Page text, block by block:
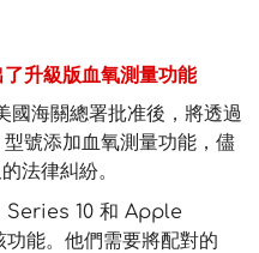
升級版血氧測量功能
國海關總署批准後，將透過
號添加血氧測量功能，儘
法律糾紛。
10 和 Apple
能。他們需要將配對的